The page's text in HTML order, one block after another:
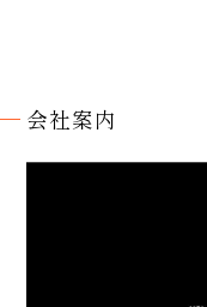
会社案内